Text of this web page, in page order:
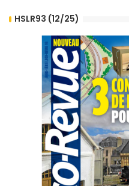
HSLR93 (12/25)